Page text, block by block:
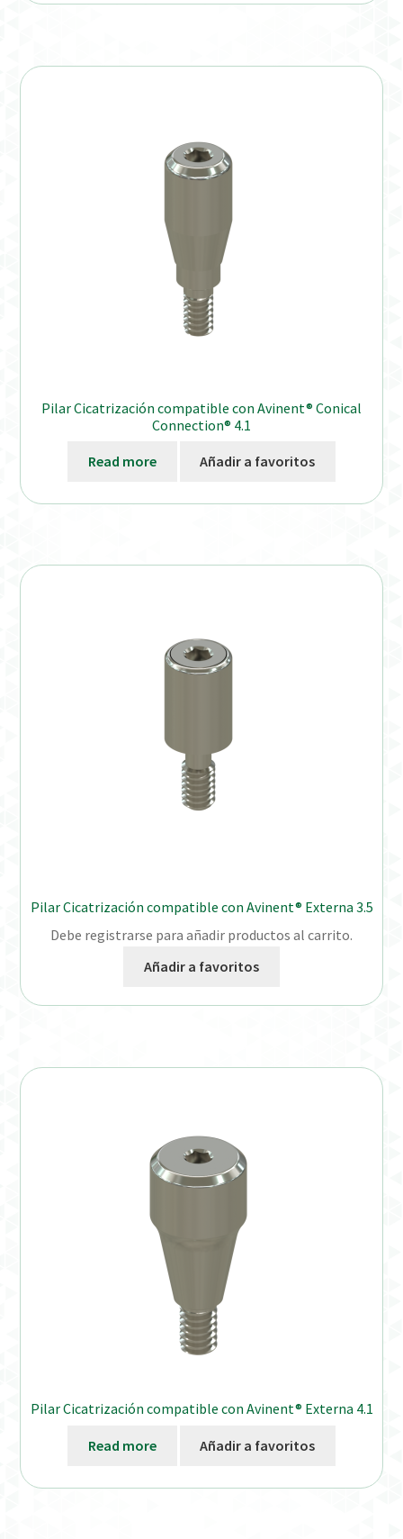
Pilar Cicatrización compatible con Avinent® Conical
Connection® 4.1
Read more Añadir a favoritos
Pilar Cicatrización compatible con Avinent® Externa 3.5
Debe registrarse para añadir productos al carrito.
Añadir a favoritos
Pilar Cicatrización compatible con Avinent® Externa 4.1
Read more Añadir a favoritos